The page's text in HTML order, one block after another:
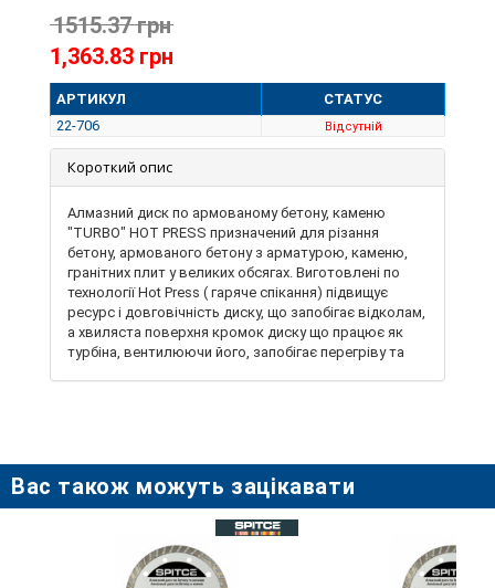
1515.37 грн
1,363.83 грн
АРТИКУЛ
СТАТУС
22-706
Відсутній
Короткий опис
Алмазний диск по армованому бетону, каменю
"TURBO" HOT PRESS призначений для різання
бетону, армованого бетону з арматурою, каменю,
гранітних плит у великих обсягах. Виготовлені по
технології Hot Press ( гаряче спікання) підвищує
ресурс і довговічність диску, що запобігає відколам,
а хвиляста поверхня кромок диску що працює як
турбіна, вентилюючи його, запобігає перегріву та
зносостійкістю ріжучих кромок. Ріжуча частина має
функцію самозаточування, забезпечує високу
продуктивність різання, при якому ріжуча кромка
самовідновлюється за рахунок видалення
зношених і вивільнення нових алмазних елементів.
Вас також можуть зацікавати